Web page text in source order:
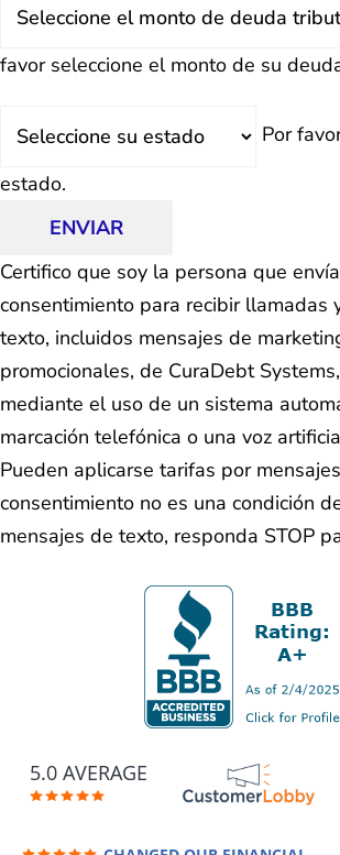
favor seleccione el monto de su
Por
estado.
ENVIAR
Certifico que soy la persona que
consentimiento para recibir llamadas
texto, incluidos mensajes de
promocionales, de CuraDebt
mediante el uso de un sistema
marcación telefónica o una voz
Pueden aplicarse tarifas por
consentimiento no es una condición
mensajes de texto, responda STOP
5.0 AVERAGE